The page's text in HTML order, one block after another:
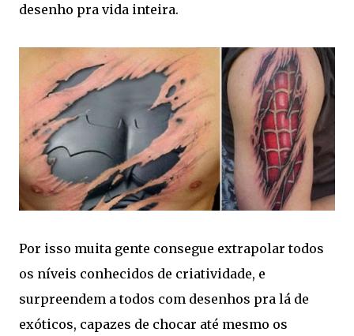
desenho pra vida inteira.
Por isso muita gente consegue extrapolar todos
os níveis conhecidos de criatividade, e
surpreendem a todos com desenhos pra lá de
exóticos, capazes de chocar até mesmo os